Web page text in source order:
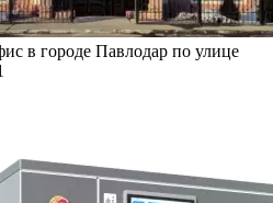
в городе Павлодар по улице